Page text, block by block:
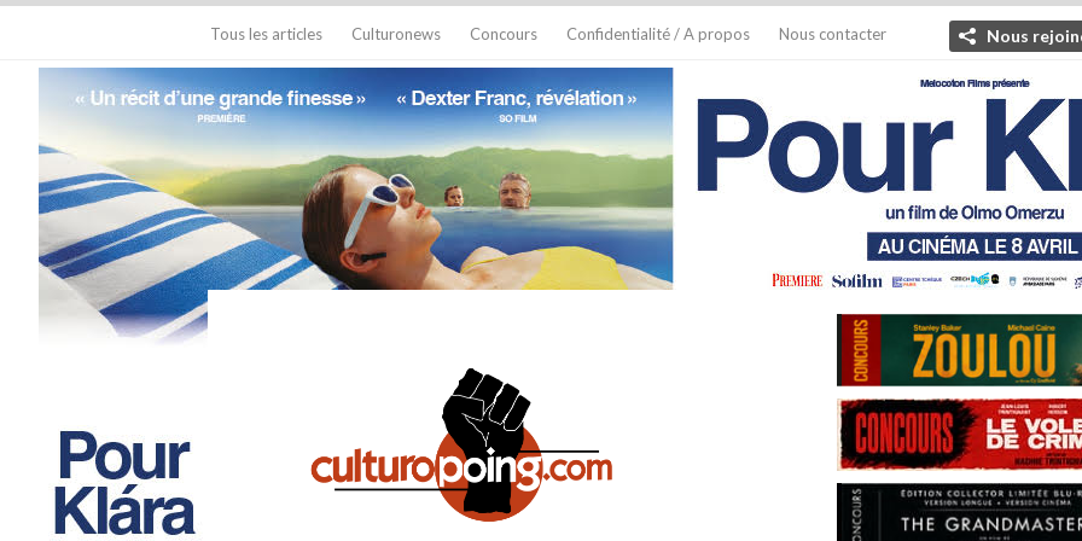
Tous les articles Culturonews Concours Confidentialité / A propos Nous contacter Nous